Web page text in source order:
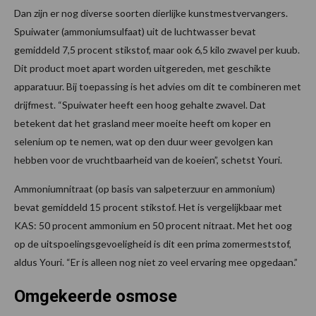
Dan zijn er nog diverse soorten dierlijke kunstmestvervangers.
Spuiwater (ammoniumsulfaat) uit de luchtwasser bevat
gemiddeld 7,5 procent stikstof, maar ook 6,5 kilo zwavel per kuub.
Dit product moet apart worden uitgereden, met geschikte
apparatuur. Bij toepassing is het advies om dit te combineren met
drijfmest. “Spuiwater heeft een hoog gehalte zwavel. Dat
betekent dat het grasland meer moeite heeft om koper en
selenium op te nemen, wat op den duur weer gevolgen kan
hebben voor de vruchtbaarheid van de koeien”, schetst Youri.
Ammoniumnitraat (op basis van salpeterzuur en ammonium)
bevat gemiddeld 15 procent stikstof. Het is vergelijkbaar met
KAS: 50 procent ammonium en 50 procent nitraat. Met het oog
op de uitspoelingsgevoeligheid is dit een prima zomermeststof,
aldus Youri. “Er is alleen nog niet zo veel ervaring mee opgedaan.”
Omgekeerde osmose